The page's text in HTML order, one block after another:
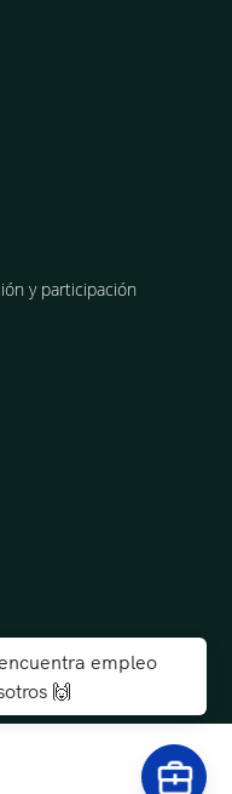
empleo
🙌
y participación